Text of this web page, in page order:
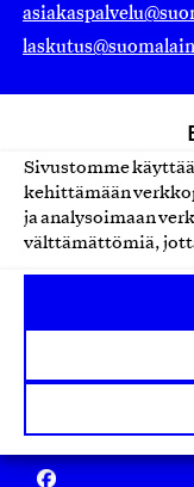
Sivustomme
kehittämään
ja analysoimaan
välttämättömiä,
Avainlippu